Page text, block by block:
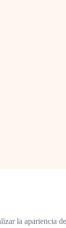
la apariencia